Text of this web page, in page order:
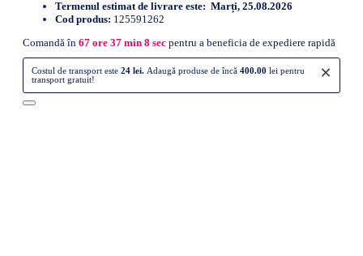
Termenul estimat de livrare este: Marți, 25.08.2026
Cod produs: 125591262
Comandă în 67 ore 37 min 7 sec pentru a beneficia de expediere rapidă
×
Costul de transport este 24 lei. Adaugă produse de încă 400.00 lei pentru
transport gratuit!